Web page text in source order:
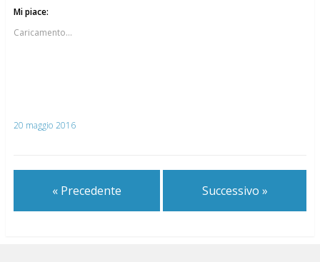
Mi piace:
Caricamento...
20 maggio 2016
« Precedente Successivo »